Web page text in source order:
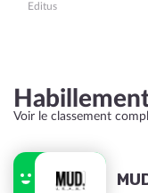
Editus
Voir le classement